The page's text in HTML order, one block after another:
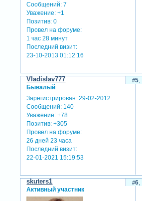
Сообщений: 7
Уважение: +1
Позитив: 0
Провел на форуме:
1 час 28 минут
Последний визит:
23-10-2013 01:12:16
5
Vladislav777
Бывалый
Зарегистрирован: 29-02-2012
Сообщений: 140
Уважение: +78
Позитив: +305
Провел на форуме:
26 дней 23 часа
Последний визит:
22-01-2021 15:19:53
6
skuters1
Активный участник